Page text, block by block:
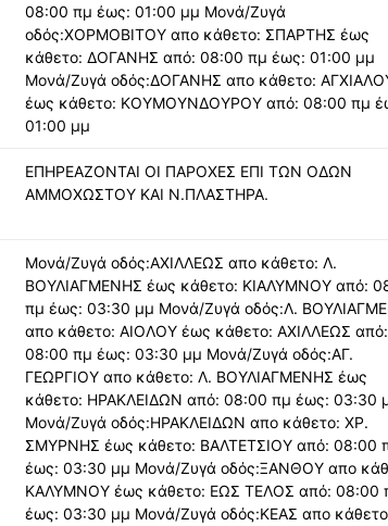
08:00 πμ έως: 01:00 μμ Μονά/Ζυγά
οδός:ΧΟΡΜΟΒΙΤΟΥ απο κάθετο: ΣΠΑΡΤΗΣ έως
κάθετο: ΔΟΓΑΝΗΣ από: 08:00 πμ έως: 01:00 μμ
Μονά/Ζυγά οδός:ΔΟΓΑΝΗΣ απο κάθετο:
έως κάθετο: ΚΟΥΜΟΥΝΔΟΥΡΟΥ από: 08:00 πμ
01:00 μμ
ΕΠΗΡΕΑΖΟΝΤΑΙ ΟΙ ΠΑΡΟΧΕΣ ΕΠΙ ΤΩΝ ΟΔΩΝ
ΑΜΜΟΧΩΣΤΟΥ ΚΑΙ Ν.ΠΛΑΣΤΗΡΑ.
Μονά/Ζυγά οδός:ΑΧΙΛΛΕΩΣ απο κάθετο: Λ.
ΒΟΥΛΙΑΓΜΕΝΗΣ έως κάθετο: ΚΙΑΛΥΜΝΟΥ από:
πμ έως: 03:30 μμ Μονά/Ζυγά οδός:Λ.
απο κάθετο: ΑΙΟΛΟΥ έως κάθετο: ΑΧΙΛΛΕΩΣ από:
08:00 πμ έως: 03:30 μμ Μονά/Ζυγά οδός:ΑΓ.
ΓΕΩΡΓΙΟΥ απο κάθετο: Λ. ΒΟΥΛΙΑΓΜΕΝΗΣ έως
κάθετο: ΗΡΑΚΛΕΙΔΩΝ από: 08:00 πμ έως: 03:30
Μονά/Ζυγά οδός:ΗΡΑΚΛΕΙΔΩΝ απο κάθετο: ΧΡ.
ΣΜΥΡΝΗΣ έως κάθετο: ΒΑΛΤΕΤΣΙΟΥ από: 08:00
έως: 03:30 μμ Μονά/Ζυγά οδός:ΞΑΝΘΟΥ απο
ΚΑΛΥΜΝΟΥ έως κάθετο: ΕΩΣ ΤΕΛΟΣ από: 08:00
έως: 03:30 μμ Μονά/Ζυγά οδός:ΚΕΑΣ απο